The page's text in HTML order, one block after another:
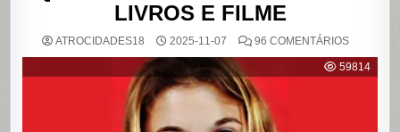
LIVROS E FILME
ATROCIDADES18 2025-11-07 96 COMENTÁRIOSEM
59814